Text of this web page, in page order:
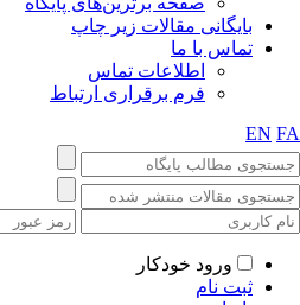
بایگانی مقالات زیر چاپ
تماس با ما
اطلاعات تماس
فرم برقراری ارتباط
EN
ورود خودکار
ثبت نام